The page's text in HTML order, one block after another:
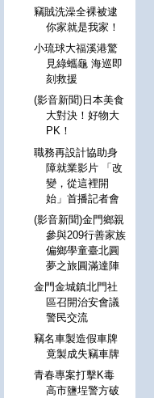
竊賊洗澡全裸被逮
你家就是我家！
小琉球大福溪港驚
見綠蠵龜 海巡即
刻救援
(影音新聞)日本美食
大對決！好物大
PK！
職務再設計協助身
障就業影片 「改
變，從這裡開
始」首播記者會
(影音新聞)金門鄉親
參與209行善家族
偏鄉學童臺北圓
夢之旅圓滿達陣
金門金城鎮北門社
區召開治安會議
警民交流
竊名車製造假車牌
竟製成失竊車牌
青春專案打擊K毒
高市鹽埕警方破